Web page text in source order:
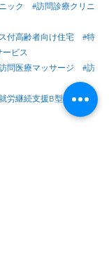
ック
#訪問診療クリニ
付高齢者向け住宅
#特
ービス
問医療マッサージ
#訪
労継続支援B型
#就労